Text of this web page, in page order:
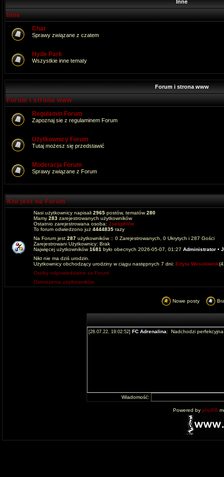
Inne
Inne
Chat
Sprawy związane z czatem
Hyde Park
Wszystkie inne tematy
Forum i strona www
Forum i strona www
Regulamin Forum
Zapoznaj sie z regulaminem Forum
Użytkownicy Forum
Tutaj możesz się przedstawić
Moderacja Forum
Sprawy związane z Forum
Kto jest na Forum
Nasi użytkownicy napisali 2965 postów, tematów280
Mamy 283 zarejestrowanych użytkowników
Ostatnio zarejestrowana osoba: JoesphVw
To forum odwiedzono już 4444835 razy
Na Forum jest 287 użytkowników :: 0 Zarejestrowanych, 0 Ukrytych i 287 Gości
Zarejestrowani Użytkownicy: Brak
Najwięcej użytkowników1681 było obecnych 2026-05-07, 01:27 Administrator •
Nikt nie ma dziś urodzin.
Użytkownicy obchodzący urodziny w ciągu następnych 7 dni: Edyta Wesolowsk
Osoby odpowiedzialne za Forum
Ostrzeżenia użytkowników
Nowe posty
Wiadomość:
Powered by phpBB